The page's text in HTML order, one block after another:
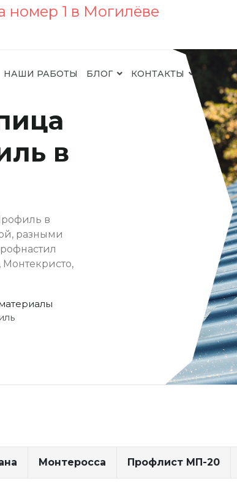
НАШИ РАБОТЫ БЛОГ КОНТАКТЫ
в
в
разными
Монтеросса Профлист МП-20